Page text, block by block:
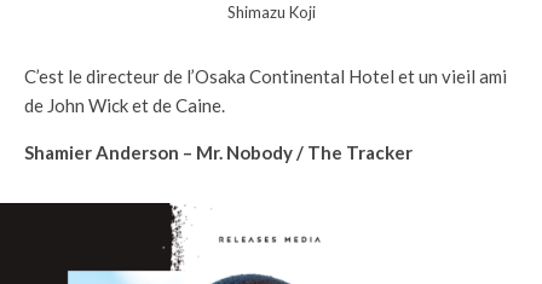
Shimazu Koji
C’est le directeur de l’Osaka Continental Hotel et un vieil ami
de John Wick et de Caine.
Shamier Anderson – Mr. Nobody / The Tracker